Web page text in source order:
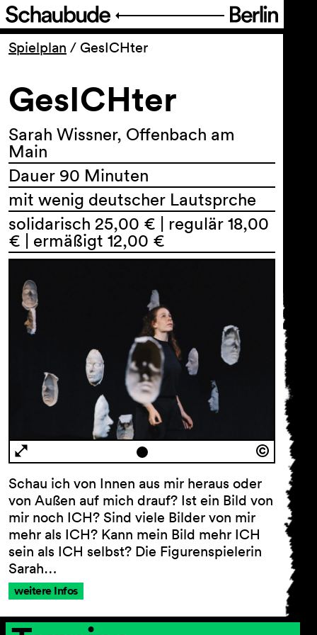
Programm
Ticket
Barrierefreiheit
Über uns
Spielplan / GesICHter
GesICHter
Sarah Wissner, Offenbach am
Main
Dauer 90 Minuten
mit wenig deutscher Lautsprche
solidarisch 25,00 € | regulär 18,00
€ | ermäßigt 12,00 €
Schau ich von Innen aus mir heraus oder
von Außen auf mich drauf? Ist ein Bild von
mir noch ICH? Sind viele Bilder von mir
mehr als ICH? Kann mein Bild mehr ICH
sein als ICH selbst? Die Figurenspielerin
Sarah…
weitere Infos